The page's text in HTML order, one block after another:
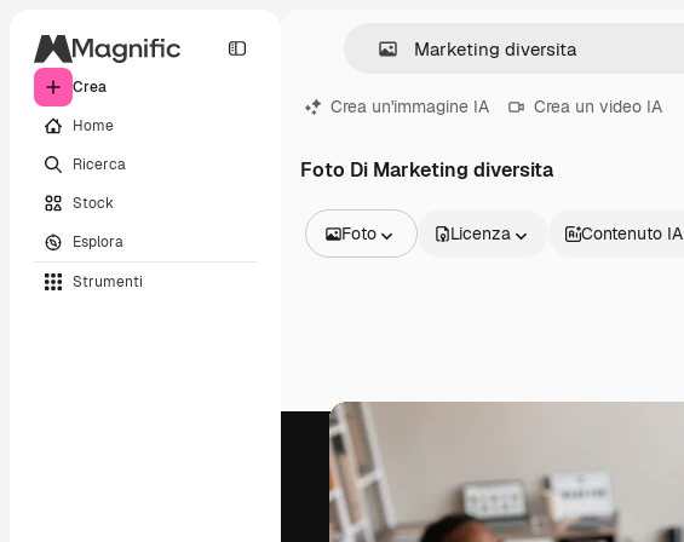
Crea
Home
Ricerca
Stock
Esplora
Strumenti
Crea un'immagine IA Crea un video IA
Foto Di Marketing diversita
Foto
Video
Clip video
Motion graphic
Modelli di video
Icone
Modelli 3D
Font
Licenza Contenuto IA